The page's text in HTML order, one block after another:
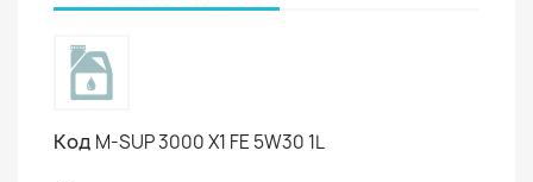
Код M-SUP 3000 X1 FE 5W30 1L